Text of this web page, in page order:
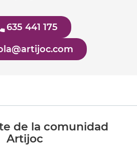
635 441 175
de la comunidad
Artijoc